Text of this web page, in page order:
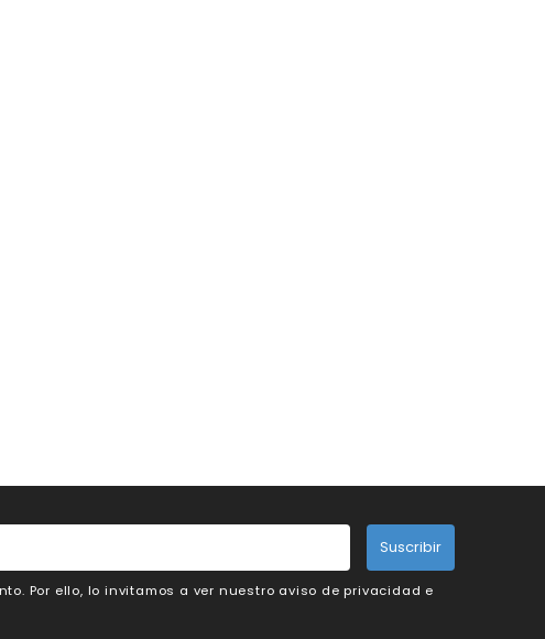
Suscribir
Por ello, lo invitamos a ver nuestro aviso de privacidad e